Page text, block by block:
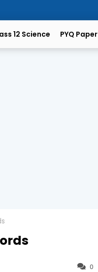
12 Science PYQ Paper
0